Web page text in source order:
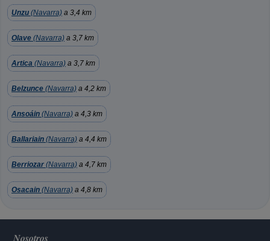
Unzu (Navarra) a 3,4 km
Olave (Navarra) a 3,7 km
Artica (Navarra) a 3,7 km
Belzunce (Navarra) a 4,2 km
Ansoáin (Navarra) a 4,3 km
Ballariain (Navarra) a 4,4 km
Berriozar (Navarra) a 4,7 km
Osacain (Navarra) a 4,8 km
Nosotros